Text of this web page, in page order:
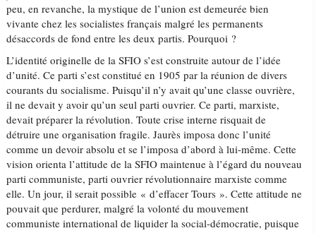
peu, en revanche, la mystique de l’union est demeurée bien
vivante chez les socialistes français malgré les permanents
désaccords de fond entre les deux partis. Pourquoi ?
L’identité originelle de la SFIO s’est construite autour de l’idée
d’unité. Ce parti s’est constitué en 1905 par la réunion de divers
courants du socialisme. Puisqu’il n’y avait qu’une classe ouvrière,
il ne devait y avoir qu’un seul parti ouvrier. Ce parti, marxiste,
devait préparer la révolution. Toute crise interne risquait de
détruire une organisation fragile. Jaurès imposa donc l’unité
comme un devoir absolu et se l’imposa d’abord à lui-même. Cette
vision orienta l’attitude de la SFIO maintenue à l’égard du nouveau
parti communiste, parti ouvrier révolutionnaire marxiste comme
elle. Un jour, il serait possible « d’effacer Tours ». Cette attitude ne
pouvait que perdurer, malgré la volonté du mouvement
communiste international de liquider la social-démocratie, puisque